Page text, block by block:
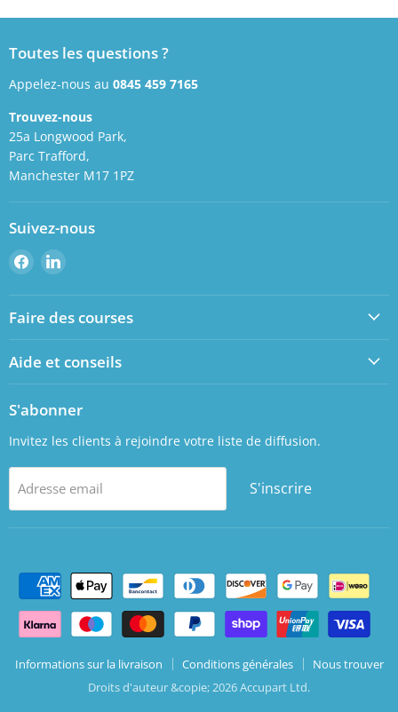
Toutes les questions ?
Appelez-nous au 0845 459 7165
Trouvez-nous
25a Longwood Park,
Parc Trafford,
Manchester M17 1PZ
Suivez-nous
Retrouvez-
nous
sur
Facebook
Retrouvez-
sur
LinkedIn
Faire des courses
Aide et conseils
S'abonner
Invitez les clients à rejoindre votre liste de diffusion.
Adresse email S'inscrire
Informations sur la livraison Conditions générales
Nous trouver
Droits d'auteur &copie; 2026 Accupart Ltd.